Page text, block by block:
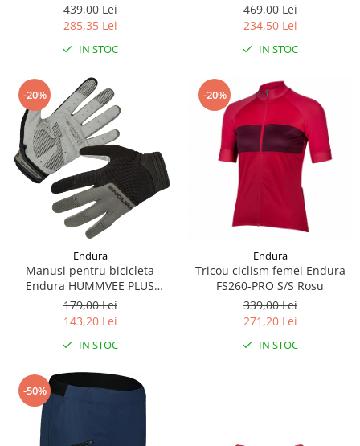
439,00 Lei
285,35 Lei
IN STOC
469,00 Lei
234,50 Lei
IN STOC
-20%
Endura
Manusi pentru bicicleta
Endura HUMMVEE PLUS
GLOVE - BLACK
179,00 Lei
143,20 Lei
IN STOC
-20%
Endura
Tricou ciclism femei Endura
FS260-PRO S/S Rosu
339,00 Lei
271,20 Lei
IN STOC
-50%